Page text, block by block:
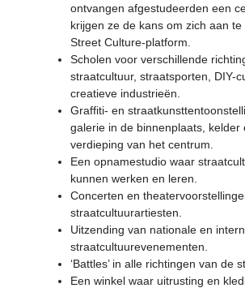
ontvangen afgestudeerden een
krijgen ze de kans om zich aan
Street Culture-platform.
Scholen voor verschillende
straatcultuur, straatsporten, DIY-
creatieve industrieën.
Graffiti- en
galerie in de binnenplaats, kelder
verdieping van het centrum.
Een opnamestudio waar
kunnen werken en leren.
Concerten en
straatcultuurartiesten.
Uitzending van nationale en
straatcultuurevenementen.
‘Battles’ in alle richtingen van de
Een winkel waar uitrusting en